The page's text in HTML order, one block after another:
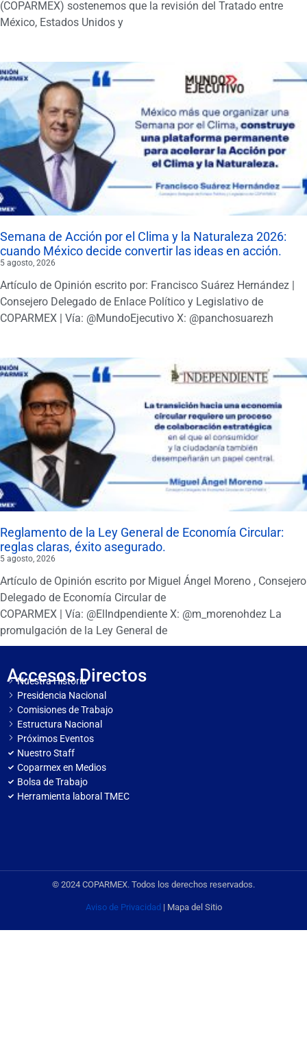
(COPARMEX) sostenemos que la revisión del Tratado entre
México, Estados Unidos y
Semana de Acción por el Clima y la Naturaleza 2026:
cuando México decide convertir las ideas en acción.
5 agosto, 2026
Artículo de Opinión escrito por: Francisco Suárez Hernández |
Consejero Delegado de Enlace Político y Legislativo de
COPARMEX | Vía: @MundoEjecutivo X: @panchosuarezh
Reglamento de la Ley General de Economía Circular:
reglas claras, éxito asegurado.
5 agosto, 2026
Artículo de Opinión escrito por Miguel Ángel Moreno , Consejero
Delegado de Economía Circular de
COPARMEX | Vía: @ElIndpendiente X: @m_morenohdez La
promulgación de la Ley General de
Accesos Directos
Nuestra Historia
Presidencia Nacional
Comisiones de Trabajo
Estructura Nacional
Próximos Eventos
Nuestro Staff
Coparmex en Medios
Bolsa de Trabajo
Herramienta laboral TMEC
© 2024 COPARMEX. Todos los derechos reservados.
Aviso de Privacidad| Mapa del Sitio